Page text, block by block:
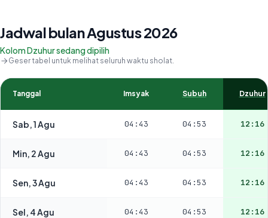
Jadwal bulan Agustus 2026
Kolom Dzuhur sedang dipilih
Geser tabel untuk melihat seluruh waktu sholat.
Tanggal Imsyak Subuh Dzuhur
Sab, 1 Agu 04:43 04:53 12:16
Min, 2 Agu 04:43 04:53 12:16
Sen, 3 Agu 04:43 04:53 12:16
Sel, 4 Agu 04:43 04:53 12:16